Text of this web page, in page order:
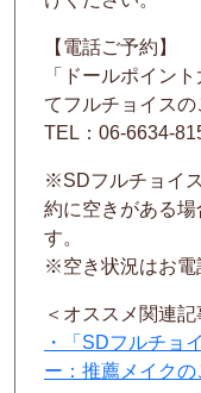
【電話ご予約】
「ドールポイン
てフルチョイスの
TEL：06-6634-
※SDフルチョイ
約に空きがある
す。
※空き状況はお電
＜オススメ関連記
・「SDフルチョ
ー：推薦メイクの